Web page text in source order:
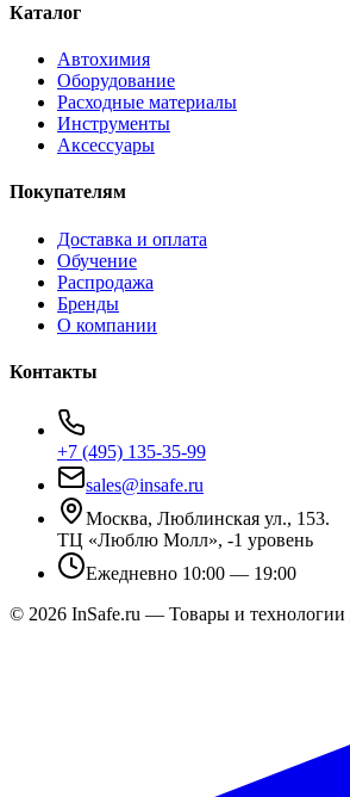
Каталог
Автохимия
Оборудование
Расходные материалы
Инструменты
Аксессуары
Покупателям
Доставка и оплата
Обучение
Распродажа
Бренды
О компании
Контакты
+7 (495) 135-35-99
sales@insafe.ru
Москва, Люблинская ул., 153.
ТЦ «Люблю Молл», -1 уровень
Ежедневно 10:00 — 19:00
© 2026 InSafe.ru — Товары и технологии